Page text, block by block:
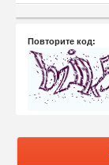
Повторите код: